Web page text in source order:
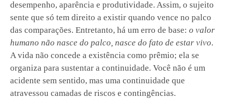
desempenho, aparência e produtividade. Assim, o sujeito
sente que só tem direito a existir quando vence no palco
das comparações. Entretanto, há um erro de base:o valor
humano não nasce do palco, nasce do fato de estar vivo.
A vida não concede a existência como prêmio; ela se
organiza para sustentar a continuidade. Você não é um
acidente sem sentido, mas uma continuidade que
atravessou camadas de riscos e contingências.